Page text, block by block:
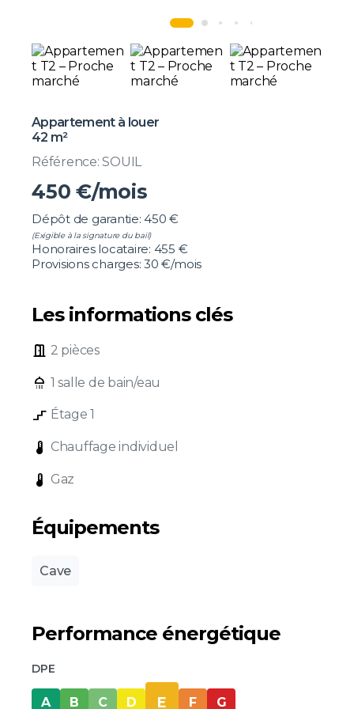
Appartement à louer
42 m²
Référence: SOUIL
450 €/mois
Dépôt de garantie: 450 €
(Exigible à la signature du bail)
Honoraires locataire: 455 €
Provisions charges: 30 €/mois
Les informations clés
door_open 2 pièces
shower 1 salle de bain/eau
stairs_2 Étage 1
device_thermostat Chauffage individuel
device_thermostat Gaz
Équipements
Cave
Performance énergétique
DPE
A B C D E F G